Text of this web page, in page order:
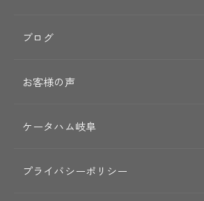
ブログ
お客様の声
ケータハム岐阜
プライバシーポリシー